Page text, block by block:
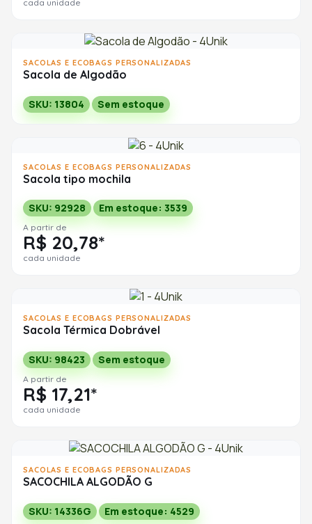
cada unidade
SACOLAS E ECOBAGS PERSONALIZADAS
Sacola de Algodão
SKU: 13804 Sem estoque
SACOLAS E ECOBAGS PERSONALIZADAS
Sacola tipo mochila
SKU: 92928 Em estoque: 3539
A partir de
R$ 20,78*
cada unidade
SACOLAS E ECOBAGS PERSONALIZADAS
Sacola Térmica Dobrável
SKU: 98423 Sem estoque
A partir de
R$ 17,21*
cada unidade
SACOLAS E ECOBAGS PERSONALIZADAS
SACOCHILA ALGODÃO G
SKU: 14336G Em estoque: 4529